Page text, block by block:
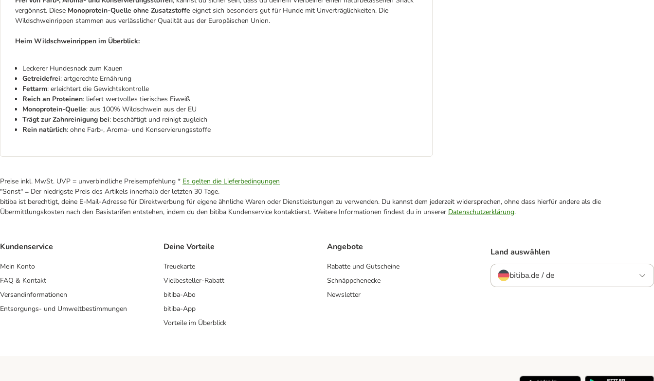
vergönnst. Diese Monoprotein-Quelle ohne Zusatzstoffe eignet sich besonders gut für Hunde mit Unverträglichkeiten. Die
Wildschweinrippen stammen aus verlässlicher Qualität aus der Europäischen Union.
Heim Wildschweinrippen im Überblick:
Leckerer Hundesnack zum Kauen
Getreidefrei: artgerechte Ernährung
Fettarm: erleichtert die Gewichtskontrolle
Reich an Proteinen: liefert wertvolles tierisches Eiweiß
Monoprotein-Quelle: aus 100% Wildschwein aus der EU
Trägt zur Zahnreinigung bei: beschäftigt und reinigt zugleich
Rein natürlich: ohne Farb-, Aroma- und Konservierungsstoffe
Preise inkl. MwSt. UVP = unverbindliche Preisempfehlung * Es gelten die Lieferbedingungen
"Sonst" = Der niedrigste Preis des Artikels innerhalb der letzten 30 Tage.
bitiba ist berechtigt, deine E-Mail-Adresse für Direktwerbung für eigene ähnliche Waren oder Dienstleistungen zu verwenden. Du kannst dem jederzeit widersprechen, ohne dass hierfür andere als die
Übermittlungskosten nach den Basistarifen entstehen, indem du den bitiba Kundenservice kontaktierst. Weitere Informationen findest du in unserer Datenschutzerklärung.
Kundenservice
Mein Konto
FAQ & Kontakt
Versandinformationen
Entsorgungs- und Umweltbestimmungen
Deine Vorteile
Treuekarte
Vielbesteller-Rabatt
bitiba-Abo
bitiba-App
Vorteile im Überblick
Angebote
Rabatte und Gutscheine
Schnäppchenecke
Newsletter
Land auswählen
bitiba.de / de